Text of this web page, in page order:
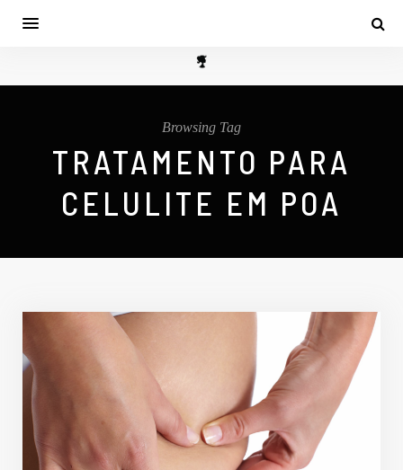
Browsing Tag
TRATAMENTO PARA
CELULITE EM POA